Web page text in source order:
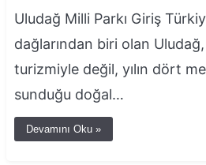
Uludağ Milli Parkı Giriş
dağlarından biri olan
turizmiyle değil, yılın dört
sunduğu doğal…
Devamını Oku »